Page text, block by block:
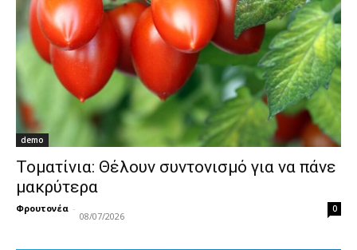
demo
Τοματίνια: Θέλουν συντονισμό για να πάνε
μακρύτερα
Φρουτονέα -
08/07/2026
0